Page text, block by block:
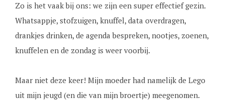
Zo is het vaak bij ons: we zijn een super effectief gezin.
Whatsappje, stofzuigen, knuffel, data overdragen,
drankjes drinken, de agenda bespreken, nootjes, zoenen,
knuffelen en de zondag is weer voorbij.
Maar niet deze keer! Mijn moeder had namelijk de Lego
uit mijn jeugd (en die van mijn broertje) meegenomen.